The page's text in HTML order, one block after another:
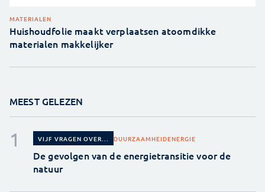
MATERIALEN
Huishoudfolie maakt verplaatsen atoomdikke
materialen makkelijker
MEEST GELEZEN
VIJF VRAGEN OVER... DUURZAAMHEIDENERGIE
De gevolgen van de energietransitie voor de
natuur